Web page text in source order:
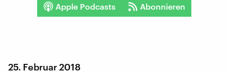
Apple Podcasts Abonnieren
25. Februar 2018